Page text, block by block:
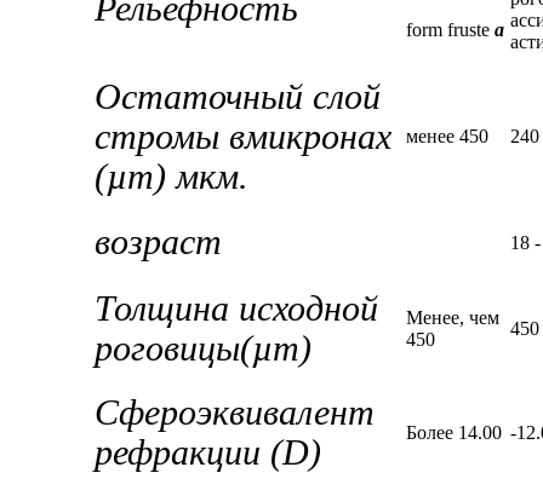
Рельефность
form fruste а
Остаточный слой
стромы вмикронах
(µm) мкм.
менее 450
возраст 18
Толщина исходной
роговицы(µm)
Менее, чем
450
Сфероэквивалент
рефракции (D)
Более 14.00 -